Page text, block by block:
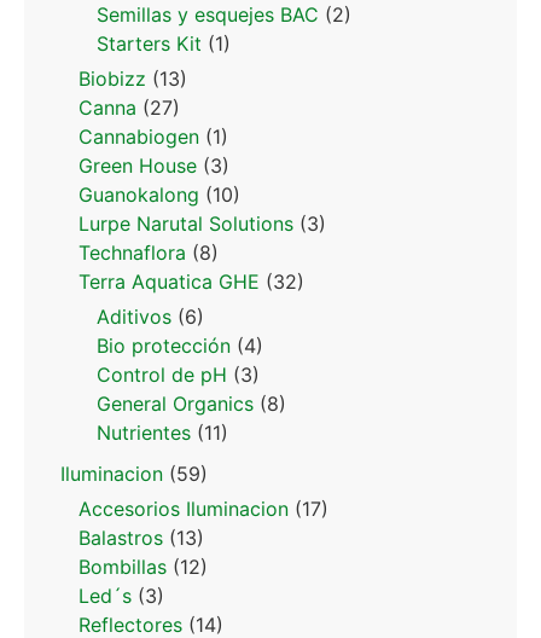
Semillas y esquejes BAC (2)
Starters Kit (1)
Biobizz (13)
Canna (27)
Cannabiogen (1)
Green House (3)
Guanokalong (10)
Lurpe Narutal Solutions (3)
Technaflora (8)
Terra Aquatica GHE (32)
Aditivos (6)
Bio protección (4)
Control de pH (3)
General Organics (8)
Nutrientes (11)
Iluminacion (59)
Accesorios Iluminacion (17)
Balastros (13)
Bombillas (12)
Led´s (3)
Reflectores (14)